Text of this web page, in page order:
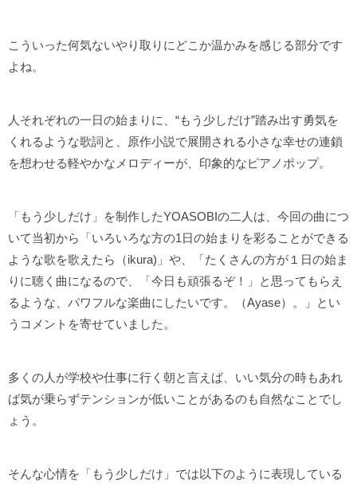
こういった何気ないやり取りにどこか温かみを感じる部分です
よね。
人それぞれの一日の始まりに、“もう少しだけ”踏み出す勇気を
くれるような歌詞と、原作小説で展開される小さな幸せの連鎖
を想わせる軽やかなメロディーが、印象的なピアノポップ。
「もう少しだけ」を制作したYOASOBIの二人は、今回の曲につ
いて当初から「いろいろな方の1日の始まりを彩ることができる
ような歌を歌えたら（ikura)」や、「たくさんの方が１日の始ま
りに聴く曲になるので、「今日も頑張るぞ！」と思ってもらえ
るような、パワフルな楽曲にしたいです。（Ayase）。」とい
うコメントを寄せていました。
多くの人が学校や仕事に行く朝と言えば、いい気分の時もあれ
ば気が乗らずテンションが低いことがあるのも自然なことでし
ょう。
そんな心情を「もう少しだけ」では以下のように表現している